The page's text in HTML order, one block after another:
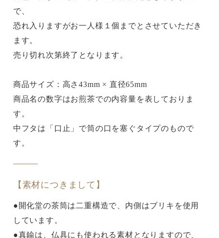
で、
恐れ入りますがお一人様１個までとさせていただき
ます。
売り切れ次第終了となります。
商品サイズ：高さ43mm × 直径65mm
商品名の数字はお煎茶での内容量を表しておりま
す。
中フタは「口止」で筒の口を塞ぐタイプのもので
す。
【素材につきまして】
●開化堂の茶筒は二重構造で、内側はブリキを使用
しています。
●真鍮は、仏具にも使われる素材となりますので、